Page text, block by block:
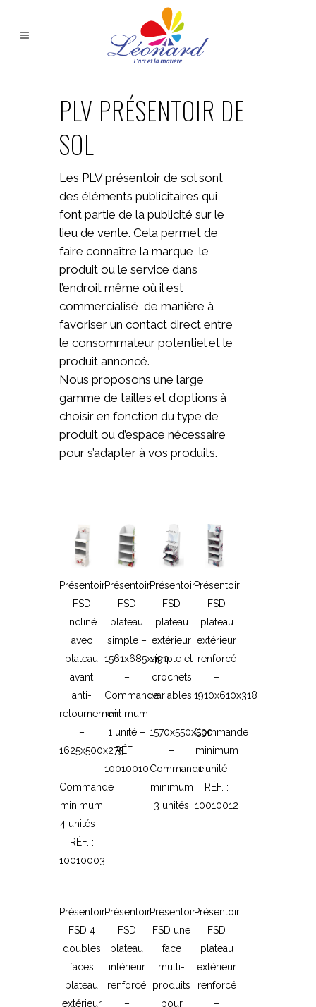
PLV PRÉSENTOIR DE
SOL
Les PLV présentoir de sol sont
des éléments publicitaires qui
font partie de la publicité sur le
lieu de vente. Cela permet de
faire connaître la marque, le
produit ou le service dans
l’endroit même où il est
commercialisé, de manière à
favoriser un contact direct entre
le consommateur potentiel et le
produit annoncé.
Nous proposons une large
gamme de tailles et d’options à
choisir en fonction du type de
produit ou d’espace nécessaire
pour s’adapter à vos produits.
Présentoir
FSD
incliné
avec
plateau
avant
anti-
retournement
–
1625x500x275
–
Commande
minimum
4 unités –
RÉF. :
10010003
Présentoir
FSD
plateau
simple –
1561x685x490
–
Commande
minimum
1 unité –
RÉF. :
10010010
Présentoir
FSD
plateau
extérieur
simple et
crochets
variables
–
1570x550x530
–
Commande
minimum
3 unités
Présentoir
FSD
plateau
extérieur
renforcé
–
1910x610x318
–
Commande
minimum
1 unité –
RÉF. :
10010012
Présentoir
FSD 4
doubles
faces
plateau
extérieur
Présentoir
FSD
plateau
intérieur
renforcé
–
Présentoir
FSD une
face
multi-
produits
pour
Présentoir
FSD
plateau
extérieur
renforcé
–